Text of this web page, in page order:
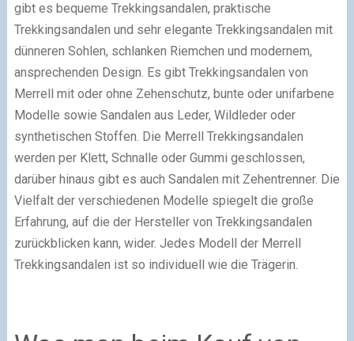
gibt es bequeme Trekkingsandalen, praktische
Trekkingsandalen und sehr elegante Trekkingsandalen mit
dünneren Sohlen, schlanken Riemchen und modernem,
ansprechenden Design. Es gibt Trekkingsandalen von
Merrell mit oder ohne Zehenschutz, bunte oder unifarbene
Modelle sowie Sandalen aus Leder, Wildleder oder
synthetischen Stoffen. Die Merrell Trekkingsandalen
werden per Klett, Schnalle oder Gummi geschlossen,
darüber hinaus gibt es auch Sandalen mit Zehentrenner. Die
Vielfalt der verschiedenen Modelle spiegelt die große
Erfahrung, auf die der Hersteller von Trekkingsandalen
zurückblicken kann, wider. Jedes Modell der Merrell
Trekkingsandalen ist so individuell wie die Trägerin.